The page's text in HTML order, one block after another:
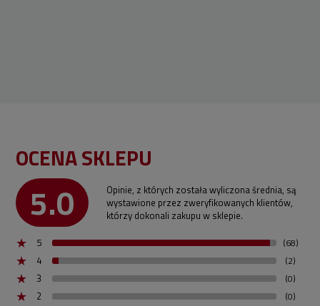
OCENA SKLEPU
5.0
Opinie, z których została wyliczona średnia, są
wystawione przez zweryfikowanych klientów,
którzy dokonali zakupu w sklepie.
5
(68)
4 (2)
3 (0)
2 (0)